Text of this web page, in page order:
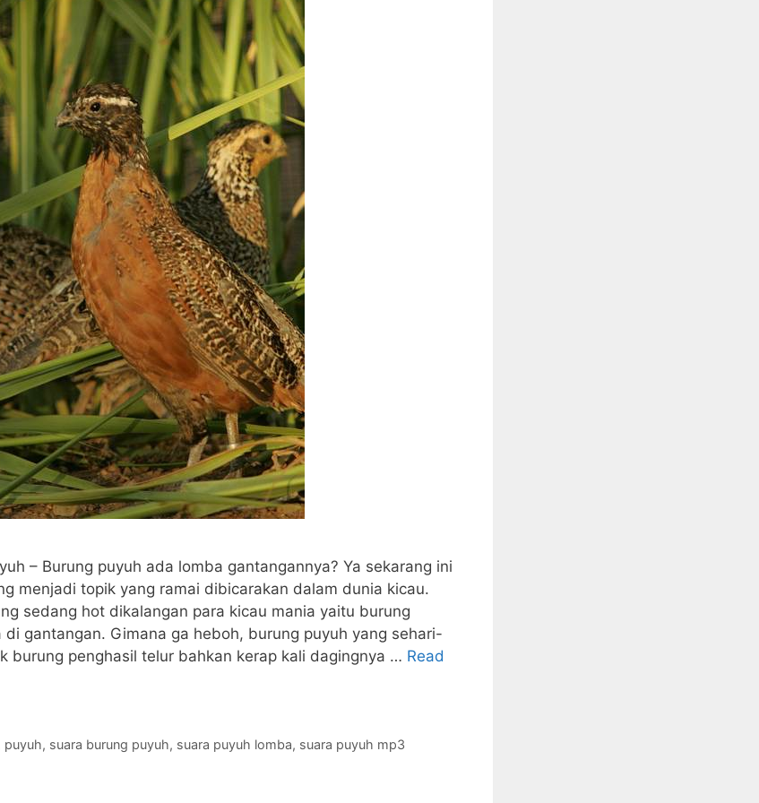
– Burung puyuh ada lomba gantangannya? Ya sekarang ini
menjadi topik yang ramai dibicarakan dalam dunia kicau.
sedang hot dikalangan para kicau mania yaitu burung
di gantangan. Gimana ga heboh, burung puyuh yang sehari-
burung penghasil telur bahkan kerap kali dagingnya … Read
puyuh, suara burung puyuh, suara puyuh lomba, suara puyuh mp3